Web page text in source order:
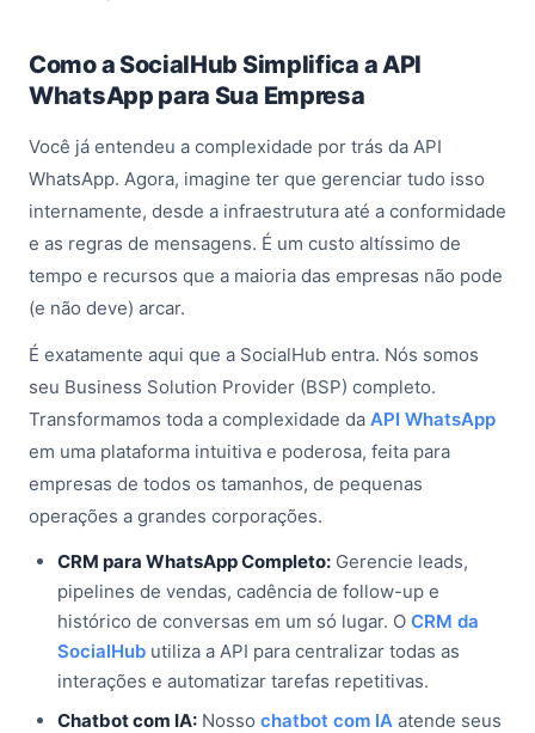
Como a SocialHub Simplifica a API
WhatsApp para Sua Empresa
Você já entendeu a complexidade por trás da API
WhatsApp. Agora, imagine ter que gerenciar tudo isso
internamente, desde a infraestrutura até a conformidade
e as regras de mensagens. É um custo altíssimo de
tempo e recursos que a maioria das empresas não pode
(e não deve) arcar.
É exatamente aqui que a SocialHub entra. Nós somos
seu Business Solution Provider (BSP) completo.
Transformamos toda a complexidade da API WhatsApp
em uma plataforma intuitiva e poderosa, feita para
empresas de todos os tamanhos, de pequenas
operações a grandes corporações.
CRM para WhatsApp Completo: Gerencie leads,
pipelines de vendas, cadência de follow-up e
histórico de conversas em um só lugar. O CRM da
SocialHub utiliza a API para centralizar todas as
interações e automatizar tarefas repetitivas.
Chatbot com IA: Nosso chatbot com IA atende seus